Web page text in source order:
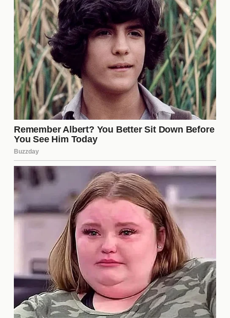
Tigres UANL también podría cosechar importantes
beneficios de este intercambio. La llegada de un
jugador destacado podría fortalecer su ataque o
defensa, dependiendo de las necesidades del
equipo. Además, un cambio de aires puede
revitalizar a un jugador que quizás no estaba
rindiendo al máximo en su club actual, lo que podría
resultar en un impacto positivo en su rendimiento y
en el del equipo en general.
Desafíos del Intercambio
A pesar de los posibles beneficios, un intercambio
de jugadores también presenta desafíos
significativos. La adaptación a un nuevo equipo y
un nuevo entorno puede ser complicada para
cualquier jugador. Además, la presión de cumplir
con las expectativas de los aficionados y del
cuerpo técnico puede generar tensiones. Es
fundamental que ambos clubes gestionen
adecuadamente este proceso para maximizar las
oportunidades de éxito.